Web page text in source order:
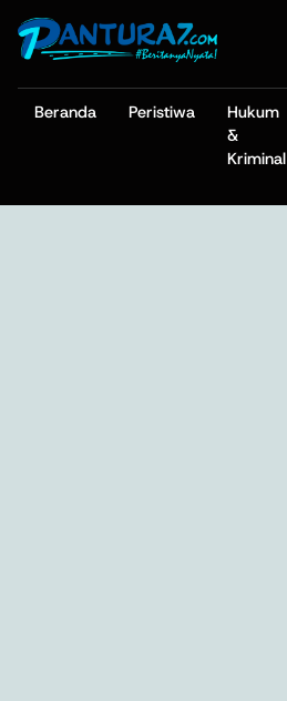
Beranda Peristiwa
Hukum
&
Kriminal